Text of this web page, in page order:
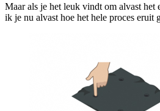
Maar als je het leuk vindt om alvast het
ik je nu alvast hoe het hele proces eruit